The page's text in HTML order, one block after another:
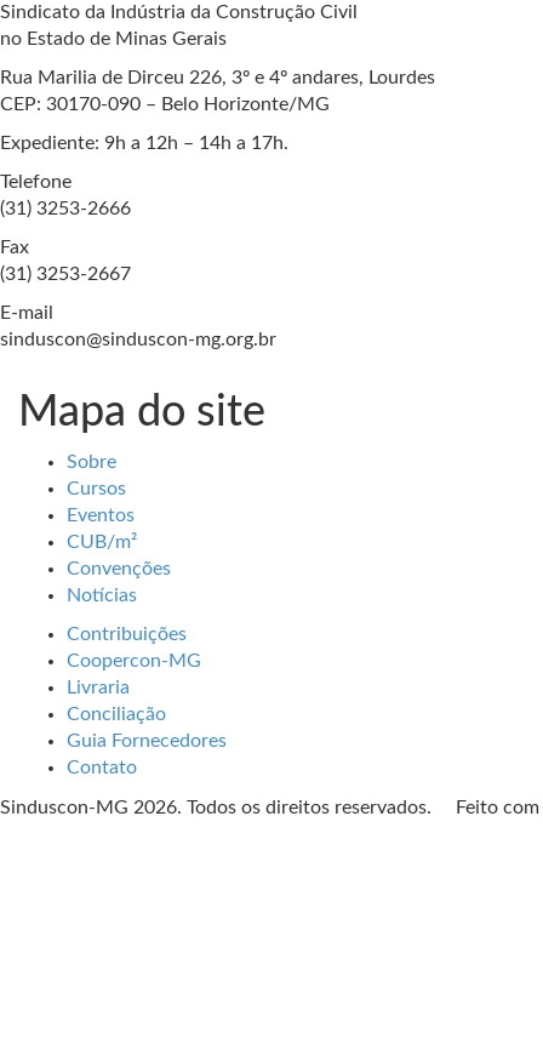
Sindicato da Indústria da Construção Civil
no Estado de Minas Gerais
Rua Marilia de Dirceu 226, 3º e 4º andares, Lourdes
CEP: 30170-090 – Belo Horizonte/MG
Expediente: 9h a 12h – 14h a 17h.
Telefone
(31) 3253-2666
Fax
(31) 3253-2667
E-mail
sinduscon@sinduscon-mg.org.br
Mapa do site
Sobre
Cursos
Eventos
CUB/m²
Convenções
Notícias
Contribuições
Coopercon-MG
Livraria
Conciliação
Guia Fornecedores
Contato
Sinduscon-MG 2026. Todos os direitos reservados. Feito com